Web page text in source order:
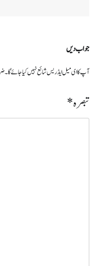
جواب دیں
آپ کا ای میل ایڈریس شائع نہیں کیا جائے گا۔
تبصرہ*